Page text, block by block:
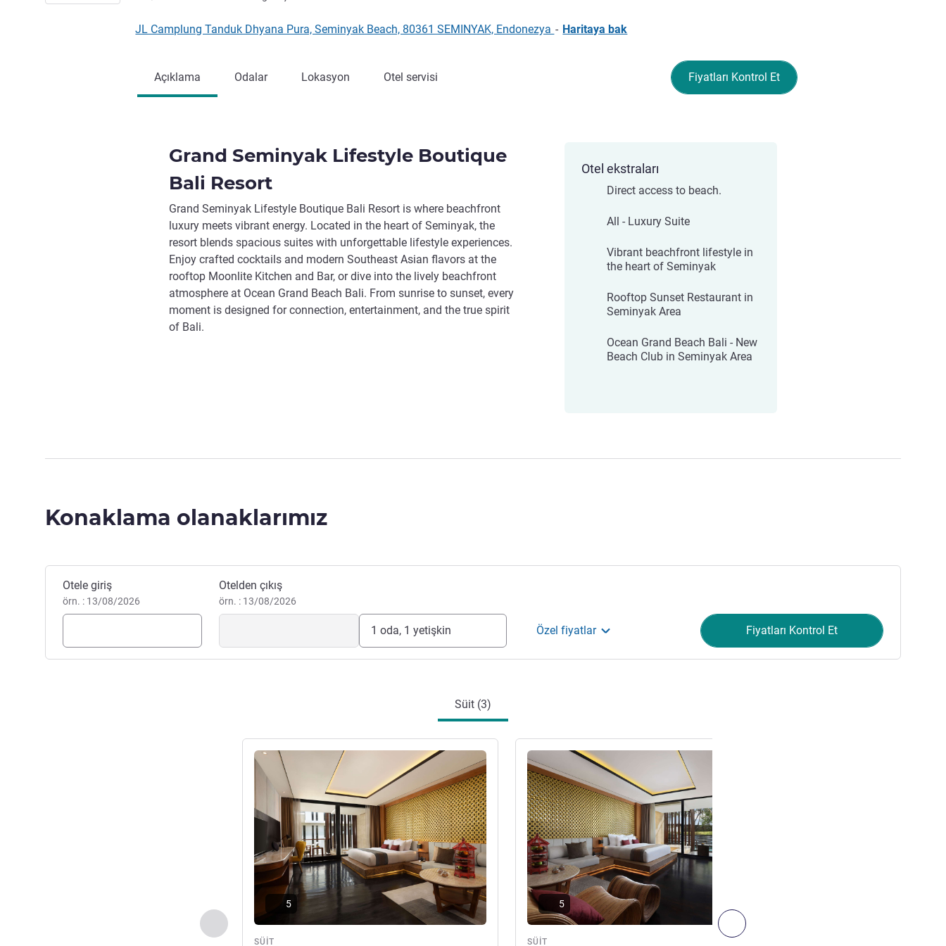
JL Camplung Tanduk Dhyana Pura, Seminyak Beach, 80361 SEMINYAK, Endonezya - Haritaya bak
Fiyatları Kontrol Et
Açıklama Odalar Lokasyon Otel servisi
Grand Seminyak Lifestyle Boutique
Bali Resort
Grand Seminyak Lifestyle Boutique Bali Resort is where beachfront
luxury meets vibrant energy. Located in the heart of Seminyak, the
resort blends spacious suites with unforgettable lifestyle experiences.
Enjoy crafted cocktails and modern Southeast Asian flavors at the
rooftop Moonlite Kitchen and Bar, or dive into the lively beachfront
atmosphere at Ocean Grand Beach Bali. From sunrise to sunset, every
moment is designed for connection, entertainment, and the true spirit
of Bali.
Otel ekstraları
Direct access to beach.
All - Luxury Suite
Vibrant beachfront lifestyle in
the heart of Seminyak
Rooftop Sunset Restaurant in
Seminyak Area
Ocean Grand Beach Bali - New
Beach Club in Seminyak Area
Konaklama olanaklarımız
Bu otelde rezervasyon yaptırın
Otele giriş
örn. : 13/08/2026
Otelden çıkış
örn. : 13/08/2026
1 oda, 1 yetişkin Özel fiyatlar Fiyatları Kontrol Et
Süit (3)
Önceki - Süit Sonraki - Süit
SÜIT
Ayrıntıları göster
5
SÜIT
Ayrıntıları göster
5